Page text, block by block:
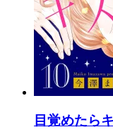
目覚めたら